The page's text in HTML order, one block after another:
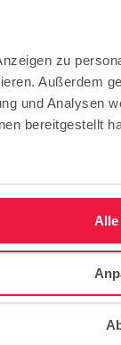
zu
Außerdem
und Analysen
bereitgestellt
Alle